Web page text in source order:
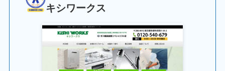
キシワークス